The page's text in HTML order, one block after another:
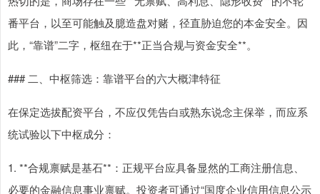
番平台，以至可能触及臆造盘对赌，径直胁迫您的本金安全。因
此，“靠谱”二字，枢纽在于**正当合规与资金安全**。
### 二、中枢筛选：靠谱平台的六大概津特征
在保定选拔配资平台，不应仅凭告白或熟东说念主保举，而应系
统试验以下中枢成分：
1. **合规禀赋是基石**：正规平台应具备显然的工商注册信息、
必要的金融信息事业禀赋。投资者可通过“国度企业信用信息公示